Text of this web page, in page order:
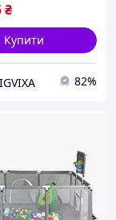
₴
Купити
82%